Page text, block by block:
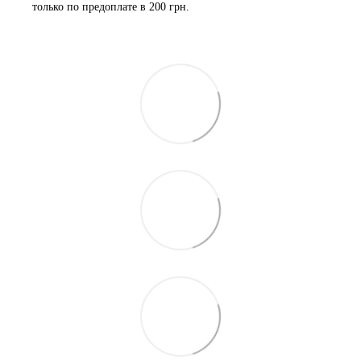
только по предоплате в 200 грн.